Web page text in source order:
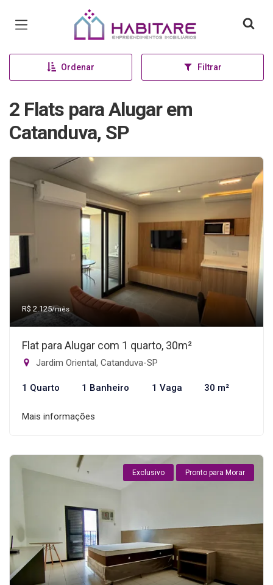
Página inicial
Ordenar Filtrar
2 Flats para Alugar em
Catanduva, SP
R$ 2.125/mês
Flat para Alugar com 1 quarto, 30m²
Jardim Oriental, Catanduva-SP
1 Quarto 1 Banheiro 1 Vaga 30 m²
Mais informações
Exclusivo Pronto para Morar